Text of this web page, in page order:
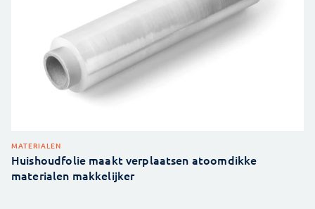
MATERIALEN
Huishoudfolie maakt verplaatsen atoomdikke
materialen makkelijker